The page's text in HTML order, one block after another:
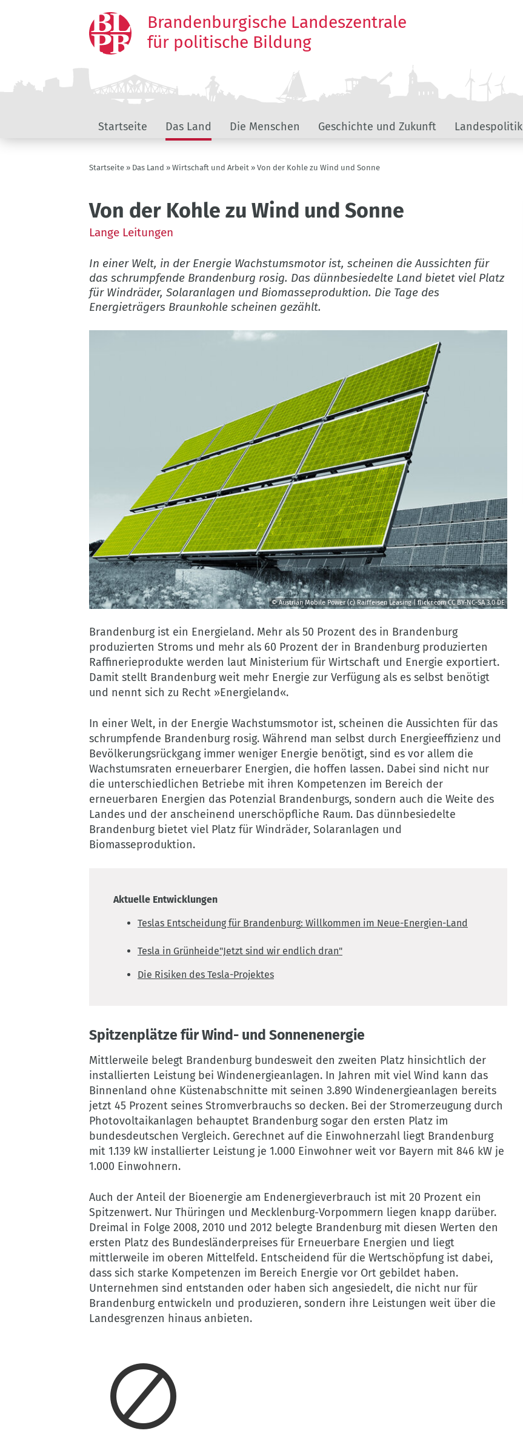
Brandenburgische Landeszentrale
für politische Bildung
Landeskunde
Startseite Das Land Die Menschen Geschichte und Zukunft Landespolitik
Pfadnavigation
Startseite Das Land Wirtschaft und Arbeit Von der Kohle zu Wind und Sonne
Von der Kohle zu Wind und Sonne
Lange Leitungen
In einer Welt, in der Energie Wachstumsmotor ist, scheinen die Aussichten für
das schrumpfende Brandenburg rosig. Das dünnbesiedelte Land bietet viel Platz
für Windräder, Solaranlagen und Biomasseproduktion. Die Tage des
Energieträgers Braunkohle scheinen gezählt.
Austrian
Mobile
Power
(c)
Raiffeisen
|
flickr.com
CC
BY-
NC-
SA
3.0
DE
© Austrian Mobile Power (c) Raiffeisen Leasing | flickr.comCC BY-NC-SA 3.0 DE
Brandenburg ist ein Energieland. Mehr als 50 Prozent des in Brandenburg
produzierten Stroms und mehr als 60 Prozent der in Brandenburg produzierten
Raffinerieprodukte werden laut Ministerium für Wirtschaft und Energie exportiert.
Damit stellt Brandenburg weit mehr Energie zur Verfügung als es selbst benötigt
und nennt sich zu Recht »Energieland«.
In einer Welt, in der Energie Wachstumsmotor ist, scheinen die Aussichten für das
schrumpfende Brandenburg rosig. Während man selbst durch Energieeffizienz und
Bevölkerungsrückgang immer weniger Energie benötigt, sind es vor allem die
Wachstumsraten erneuerbarer Energien, die hoffen lassen. Dabei sind nicht nur
die unterschiedlichen Betriebe mit ihren Kompetenzen im Bereich der
erneuerbaren Energien das Potenzial Brandenburgs, sondern auch die Weite des
Landes und der anscheinend unerschöpfliche Raum. Das dünnbesiedelte
Brandenburg bietet viel Platz für Windräder, Solaranlagen und
Biomasseproduktion.
Aktuelle Entwicklungen
Teslas Entscheidung für Brandenburg: Willkommen im Neue-Energien-Land
Tesla in Grünheide:"Jetzt sind wir endlich dran"
Die Risiken des Tesla-Projektes
Spitzenplätze für Wind- und Sonnenenergie
Mittlerweile belegt Brandenburg bundesweit den zweiten Platz hinsichtlich der
installierten Leistung bei Windenergieanlagen. In Jahren mit viel Wind kann das
Binnenland ohne Küstenabschnitte mit seinen 3.890 Windenergieanlagen bereits
jetzt 45 Prozent seines Stromverbrauchs so decken. Bei der Stromerzeugung durch
Photovoltaikanlagen behauptet Brandenburg sogar den ersten Platz im
bundesdeutschen Vergleich. Gerechnet auf die Einwohnerzahl liegt Brandenburg
mit 1.139 kW installierter Leistung je 1.000 Einwohner weit vor Bayern mit 846 kW je
1.000 Einwohnern.
Auch der Anteil der Bioenergie am Endenergieverbrauch ist mit 20 Prozent ein
Spitzenwert. Nur Thüringen und Mecklenburg-Vorpommern liegen knapp darüber.
Dreimal in Folge 2008, 2010 und 2012 belegte Brandenburg mit diesen Werten den
ersten Platz des Bundesländerpreises für Erneuerbare Energien und liegt
mittlerweile im oberen Mittelfeld. Entscheidend für die Wertschöpfung ist dabei,
dass sich starke Kompetenzen im Bereich Energie vor Ort gebildet haben.
Unternehmen sind entstanden oder haben sich angesiedelt, die nicht nur für
Brandenburg entwickeln und produzieren, sondern ihre Leistungen weit über die
Landesgrenzen hinaus anbieten.